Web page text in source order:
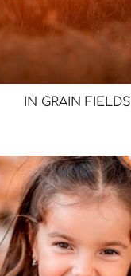
IN GRAIN FIELDS